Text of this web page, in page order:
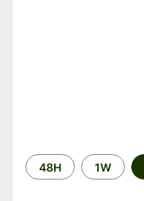
Time
period
48H 1W